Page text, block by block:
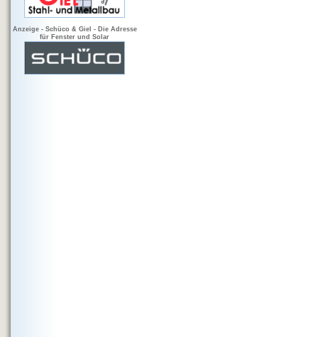
Anzeige - Schüco & Giel - Die Adresse
für Fenster und Solar